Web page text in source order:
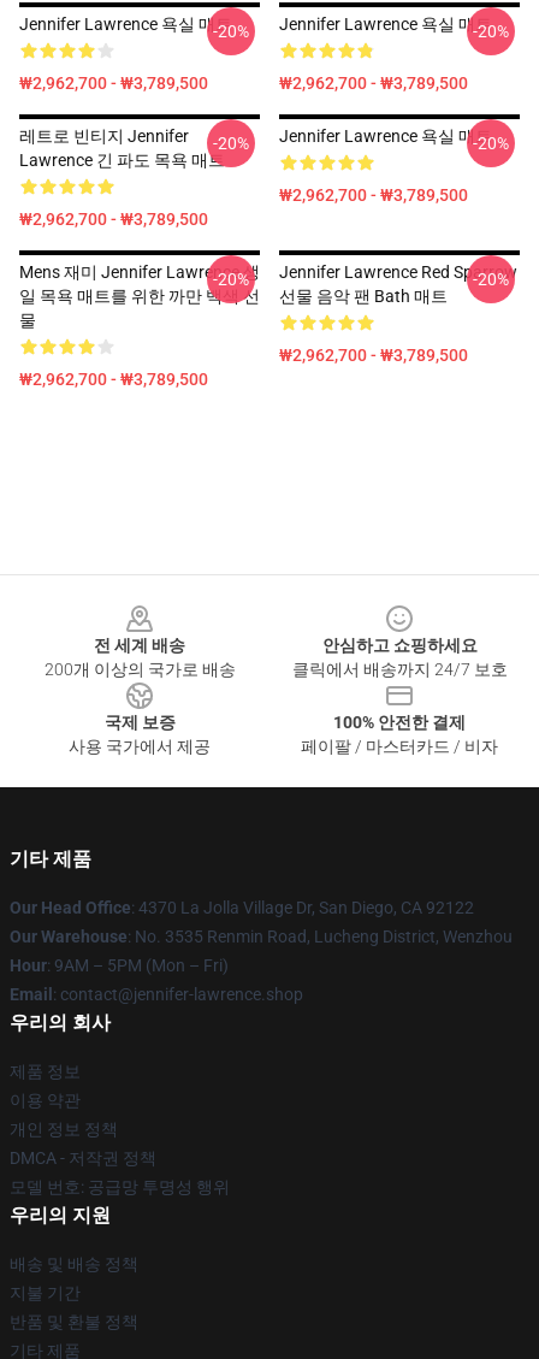
Jennifer Lawrence 욕실 매트
₩2,962,700 - ₩3,789,500
-20% Jennifer Lawrence 욕실 매트
₩2,962,700 - ₩3,789,500
-20%
레트로 빈티지 Jennifer
Lawrence 긴 파도 목욕 매트
₩2,962,700 - ₩3,789,500
-20% Jennifer Lawrence 욕실 매트
₩2,962,700 - ₩3,789,500
-20%
Mens 재미 Jennifer Lawrence 생
일 목욕 매트를 위한 까만 백색 선
물
₩2,962,700 - ₩3,789,500
-20%
Jennifer Lawrence Red Sparrow
선물 음악 팬 Bath 매트
₩2,962,700 - ₩3,789,500
-20%
전 세계 배송
200개 이상의 국가로 배송
안심하고 쇼핑하세요
클릭에서 배송까지 24/7 보호
국제 보증
사용 국가에서 제공
100% 안전한 결제
페이팔 / 마스터카드 / 비자
기타 제품
Our Head Office: 4370 La Jolla Village Dr, San Diego, CA 92122
Our Warehouse: No. 3535 Renmin Road, Lucheng District, Wenzhou
Hour: 9AM – 5PM (Mon – Fri)
Email : contact@jennifer-lawrence.shop
우리의 회사
제품 정보
이용 약관
개인 정보 정책
DMCA - 저작권 정책
모델 번호: 공급망 투명성 행위
우리의 지원
배송 및 배송 정책
지불 기간
반품 및 환불 정책
기타 제품